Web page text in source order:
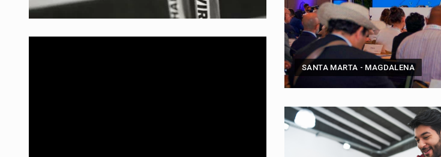
SANTA MARTA - MAGDALENA